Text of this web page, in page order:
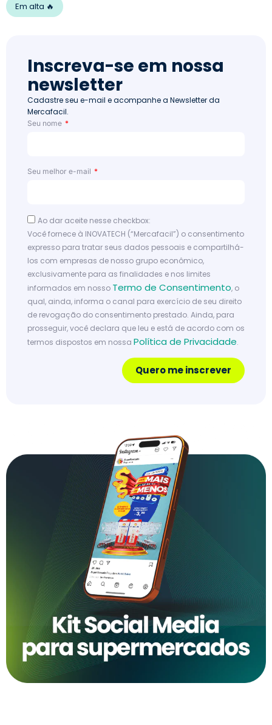
Em alta 🔥
Inscreva-se em nossa
newsletter
Cadastre seu e-mail e acompanhe a Newsletter da
Mercafacil.
Seu nome
Seu melhor e-mail
Ao dar aceite nesse checkbox:
Você fornece à INOVATECH (“Mercafacil”) o consentimento
expresso para tratar seus dados pessoais e compartilhá-
los com empresas de nosso grupo econômico,
exclusivamente para as finalidades e nos limites
informados em nosso Termo de Consentimento, o
qual, ainda, informa o canal para exercício de seu direito
de revogação do consentimento prestado. Ainda, para
prosseguir, você declara que leu e está de acordo com os
termos dispostos em nossa Política de Privacidade.
Quero me inscrever